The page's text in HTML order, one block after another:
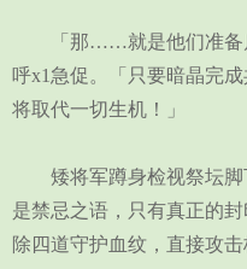
「那……就是他们准备启
呼x1急促。「只要暗晶完
将取代一切生机！」
矮将军蹲身检视祭坛脚
是禁忌之语，只有真正的
除四道守护血纹，直接攻